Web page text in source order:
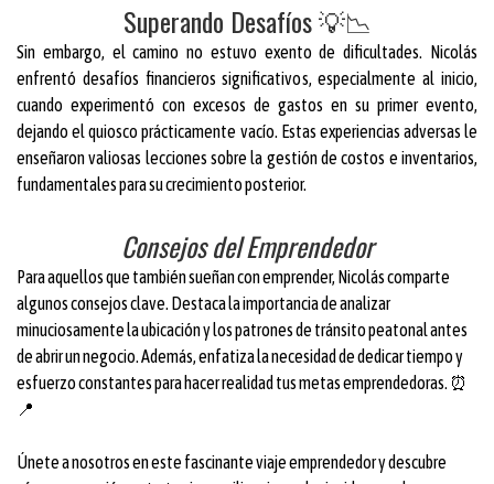
Superando Desafíos 💡📉
Sin embargo, el camino no estuvo exento de dificultades. Nicolás
enfrentó desafíos financieros significativos, especialmente al inicio,
cuando experimentó con excesos de gastos en su primer evento,
dejando el quiosco prácticamente vacío. Estas experiencias adversas le
enseñaron valiosas lecciones sobre la gestión de costos e inventarios,
fundamentales para su crecimiento posterior.
Consejos del Emprendedor
Para aquellos que también sueñan con emprender, Nicolás comparte
algunos consejos clave. Destaca la importancia de analizar
minuciosamente la ubicación y los patrones de tránsito peatonal antes
de abrir un negocio. Además, enfatiza la necesidad de dedicar tiempo y
esfuerzo constantes para hacer realidad tus metas emprendedoras. ⏰
📍
Únete a nosotros en este fascinante viaje emprendedor y descubre